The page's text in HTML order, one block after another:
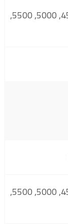
3000, 3700, 4000, 4500, 5000, 5500,
3000, 3700, 4000, 4500, 5000, 5500,